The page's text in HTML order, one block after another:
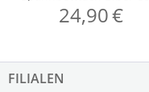
FILIALEN